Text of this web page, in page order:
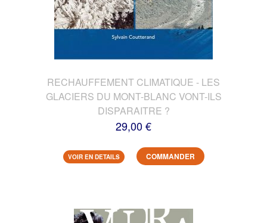
RECHAUFFEMENT CLIMATIQUE - LES
GLACIERS DU MONT-BLANC VONT-ILS
DISPARAITRE ?
29,00 €
VOIR EN DETAILS COMMANDER